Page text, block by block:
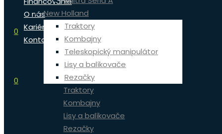
0
O nás
Kariéra
Kontakt
0
New Holland
Traktory
Kombajny
Teleskopický manipulátor
Lisy a balíkovače
Rezačky
Traktory
Kombajny
Lisy a balíkovače
Rezačky